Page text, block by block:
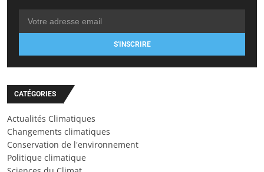
S'INSCRIRE
CATÉGORIES
Actualités Climatiques
Changements climatiques
Conservation de l'environnement
Politique climatique